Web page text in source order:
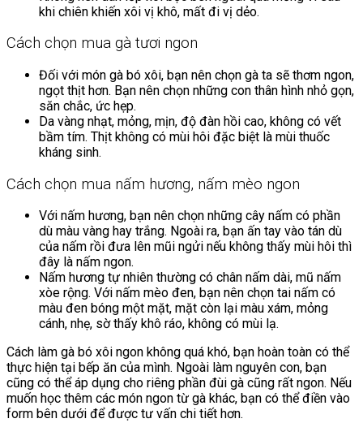
khi chiên khiến xôi vị khô, mất đi vị dẻo.
Cách chọn mua gà tươi ngon
Đối với món gà bó xôi, bạn nên chọn gà ta sẽ thơm ngon,
ngọt thịt hơn. Bạn nên chọn những con thân hình nhỏ gọn,
săn chắc, ức hẹp.
Da vàng nhạt, mỏng, mịn, độ đàn hồi cao, không có vết
bầm tím. Thịt không có mùi hôi đặc biệt là mùi thuốc
kháng sinh.
Cách chọn mua nấm hương, nấm mèo ngon
Với nấm hương, bạn nên chọn những cây nấm có phần
dù màu vàng hay trắng. Ngoài ra, bạn ấn tay vào tán dù
của nấm rồi đưa lên mũi ngửi nếu không thấy mùi hôi thì
đây là nấm ngon.
Nấm hương tự nhiên thường có chân nấm dài, mũ nấm
xòe rộng. Với nấm mèo đen, bạn nên chọn tai nấm có
màu đen bóng một mặt, mặt còn lại màu xám, mỏng
cánh, nhẹ, sờ thấy khô ráo, không có mùi lạ.
Cách làm gà bó xôi ngon không quá khó, bạn hoàn toàn có thể
thực hiện tại bếp ăn của mình. Ngoài làm nguyên con, bạn
cũng có thể áp dụng cho riêng phần đùi gà cũng rất ngon. Nếu
muốn học thêm các món ngon từ gà khác, bạn có thể điền vào
form bên dưới để được tư vấn chi tiết hơn.